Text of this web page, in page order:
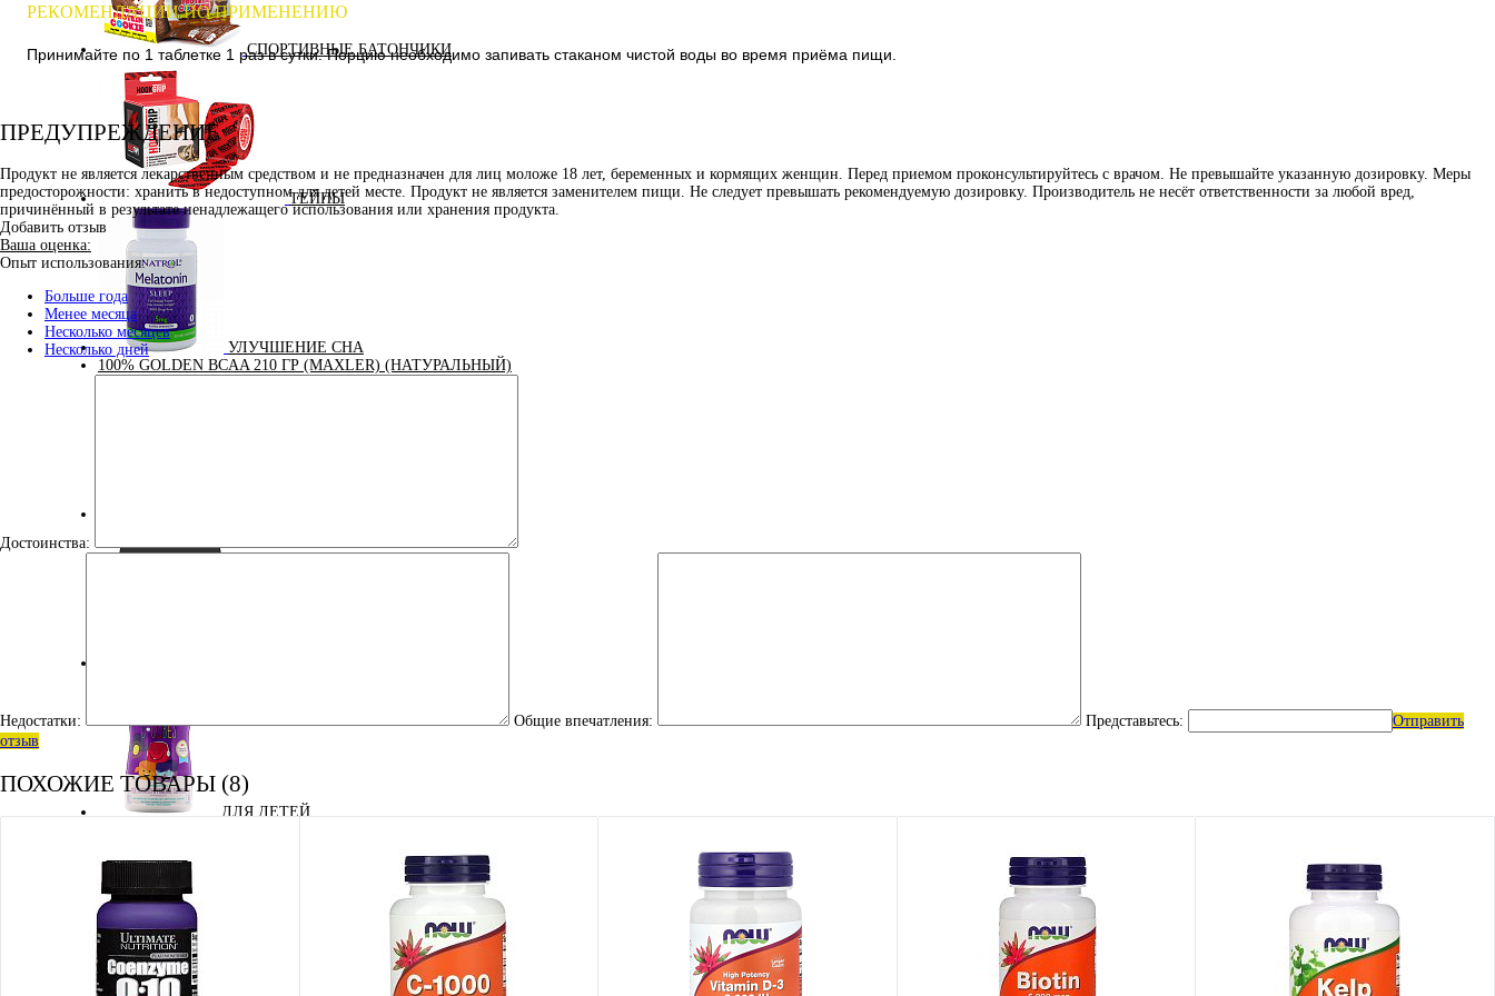
СПОРТИВНЫЕ БАТОНЧИКИ
ТЕЙПЫ
УЛУЧШЕНИЕ СНА
100% GOLDEN BCAA 210 ГР (MAXLER) (НАТУРАЛЬНЫЙ)
ДЛЯ ДЕТЕЙ
АМИНОКИСЛОТЫ
РЕКОМЕНДАЦИИ ПО ПРИМЕНЕНИЮ
Принимайте по 1 таблетке 1 раз в сутки. Порцию необходимо запивать стаканом чистой воды во время приёма пищи.
ПРЕДУПРЕЖДЕНИЕ
Продукт не является лекарственным средством и не предназначен для лиц моложе 18 лет, беременных и кормящих женщин. Перед приемом проконсультируйтесь с врачом. Не превышайте указанную дозировку. Меры
предосторожности: хранить в недоступном для детей месте. Продукт не является заменителем пищи. Не следует превышать рекомендуемую дозировку. Производитель не несёт ответственности за любой вред,
причинённый в результате ненадлежащего использования или хранения продукта.
Добавить отзыв
Ваша оценка:
Опыт использования:
Больше года
Менее месяца
Несколько месяцев
Несколько дней
Достоинства:
Недостатки: Общие впечатления: Представьтесь:
Отправить
отзыв
ПОХОЖИЕ ТОВАРЫ (8)